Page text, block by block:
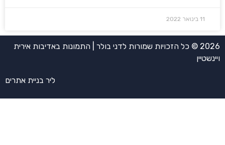
11 בינואר 2022
2026 © כל הזכויות שמורות לדני בולר | התמונות באדיבות אירית
ויינשטיין
ליר בניית אתרים